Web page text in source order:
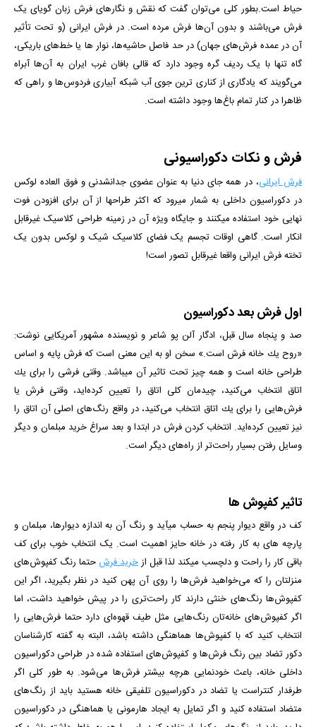
حیاط است.بطور کلی می‌توان گفت که نقش و نگارهای فرش زبان گویای یک
فرش می‌باشند و بدون آن‌ها فرش مرده است. در فرش ایرانی (و تحت تأثیر
آن در عمده فرش‌های جهان) در حد فاصل حاشیه‌ها، نوار ها یا خط‌های باریکی،
‌گاه تنها با یک ردیف گره وجود دارد که قالی بافان غرب ایران به آن‌ها آبراه
می‌گویند که یادگاری از کناری ترین جوی آب شبکه‌ آبیاری فردوس‌ها و راهی که
ظاهرا در کنار تمام باغ‌ها وجود داشته است.
فرش و نکات دکوراسیونی
فرش ایرانی، در همه جای دنیا به عنوان عضوی جدانشدنی و فوق العاده لوکس
در دکوراسیون داخلی به شمار میرود که اکثر طراح­ها از آن برای افزودن فوت
نهایی خود استفاده می­کنند و جایگاه ویژه آن در زمینه طراحی کلاسیک غیرقابل
انکار است. گاهی اوقات تجسم یک فضای کلاسیک شیک و لوکس بدون یک
تخته فرش ایرانی واقعا غیرقابل تصور است!
اول فرش بعد دکوراسیون
صد و پنجاه سال قبل، ادگار آلن پو شاعر و نویسنده مشهور آمریکایی نوشت:
«روح یك خانه فرش است.» سخن او به این معنی است كه فرش پایه و اساس
طراحی خانه است و همه چیز تحت تاثیر آن می­باشد. وقتی فرشی را برای یك
اتاق انتخاب می‌كنید، چیدمان كلی اتاق را تعیین كرده‌اید، وقتی فرش یا
فرش‌هایی را برای یك اتاق انتخاب می‌كنید، در واقع رنگ‌های اصلی آن اتاق را
نیز تعیین كرده‌اید. انتخاب کردن فرش در ابتدا و بعد سراغ خرید مبلمان و دیگر
وسایل رفتن بسیار راحت‌تر از راه‌های دیگر است.
تاثیر کفپوش ها
کف در واقع دیوار پنجم به حساب می­آید و رنگ آن به اندازه دیوارها، مبلمان و
پارچه­ های به کار رفته در خانه حایز اهمیت است. یک انتخاب خوب برای کف
باقی کار را راحت و دلچسب می­کند لذا قبل ازخرید فرش حتما رنگ کفپوش‌های
منزلتان را که می‌خواهید فرش‌ها را روی آن پهن کنید در نظر بگیرید، اگر این
کفپوش‌ها رنگ‌های خنثی دارند کار راحت‌تری را در پیش خواهید داشت، اما
اگر کفپوش‌های خانه‌تان رنگ‌هایی مثل طیف قهوه‌ای دارد حتما فرش‌هایی را
انتخاب کنید که با کفپوش‌ها هماهنگی داشته باشد، البته به گفته کارشناسان
دکور تضاد بین رنگ فرش‌ها و کفپوش‌های استفاده شده در طراحی دکوراسیون
داخلی خانه، باعث خودنمایی هرچه بیشتر فرش‌ها می‌شود. به طور کلی اگر
طرفدار کنتراست یا تضاد در دکوراسیون تلفیقی خانه هستید باید از رنگ‌های
متضاد استفاده کنید و اگر تمایل به ایجاد هارمونی یا هماهنگی در دکوراسیون